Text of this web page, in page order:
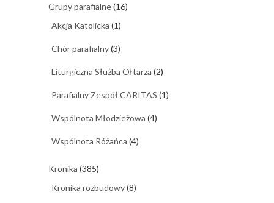
Grupy parafialne(16)
Akcja Katolicka (1)
Chór parafialny(3)
Liturgiczna Służba Ołtarza (2)
Parafialny Zespół CARITAS (1)
Wspólnota Młodzieżowa (4)
Wspólnota Różańca (4)
Kronika (385)
Kronika rozbudowy(8)